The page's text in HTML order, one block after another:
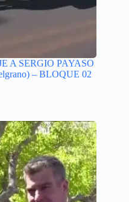
A SERGIO PAYASO
– BLOQUE 02